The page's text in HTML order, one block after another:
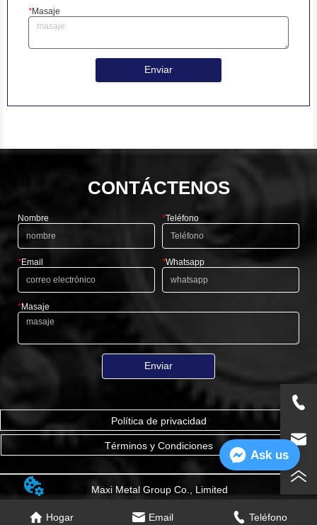
*Masaje
Enviar
CONTÁCTENOS
Nombre *Teléfono
*Email *Whatsapp
*Masaje
Enviar
Hogar Email Teléfono
Política de privacidad
Términos y Condiciones
Maxi Metal Group Co., Limited
Ask us